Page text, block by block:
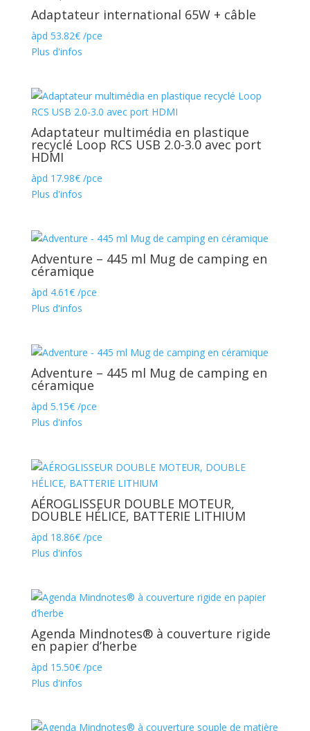
Adaptateur international 65W + câble
àpd 53.82€/pce
Plus d'infos
Adaptateur multimédia en plastique
recyclé Loop RCS USB 2.0-3.0 avec port
HDMI
àpd 17.98€/pce
Plus d'infos
Adventure – 445 ml Mug de camping en
céramique
àpd 4.61€/pce
Plus d'infos
Adventure – 445 ml Mug de camping en
céramique
àpd 5.15€/pce
Plus d'infos
AÉROGLISSEUR DOUBLE MOTEUR,
DOUBLE HÉLICE, BATTERIE LITHIUM
àpd 18.86€/pce
Plus d'infos
Agenda Mindnotes® à couverture rigide
en papier d’herbe
àpd 15.50€/pce
Plus d'infos